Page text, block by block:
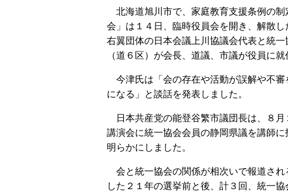
北海道旭川市で、家庭教育支援条例の制
会」は１４日、臨時役員会を開き、解散
右翼団体の日本会議上川協議会代表と統
（道６区）が会長、道議、市議が役員に就
今津氏は「会の存在や活動が誤解や不審
になる」と談話を発表しました。
日本共産党の能登谷繁市議団長は、８月
講演会に統一協会会員の静岡県議を講師
明らかにしました。
会と統一協会の関係が相次いで報道され
した２１年の選挙前と後、計３回、統一